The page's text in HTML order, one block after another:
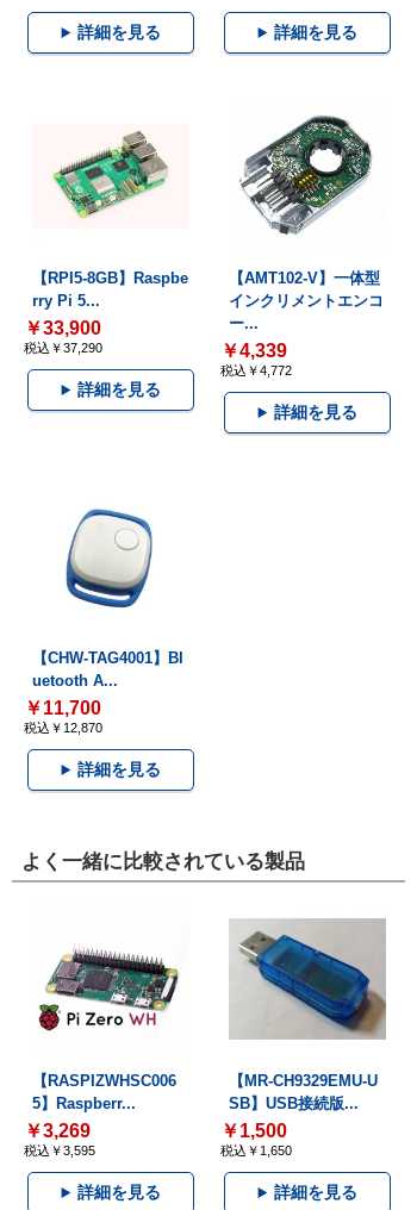
詳細を見る 詳細を見る
【RPI5-8GB】Raspbe
rry Pi 5...
￥33,900
税込￥37,290
詳細を見る
【AMT102-V】一体型
インクリメントエンコ
ー...
￥4,339
税込￥4,772
詳細を見る
【CHW-TAG4001】Bl
uetooth A...
￥11,700
税込￥12,870
詳細を見る
よく一緒に比較されている製品
【RASPIZWHSC006
5】Raspberr...
￥3,269
税込￥3,595
詳細を見る
【MR-CH9329EMU-U
SB】USB接続版...
￥1,500
税込￥1,650
詳細を見る